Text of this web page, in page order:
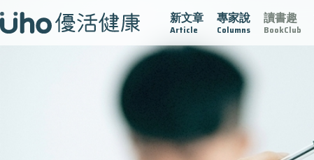
新文章
Article
專家說
Columns
讀書趣
BookClub
疫情保衛戰 再生醫學 愛的未來視 認識攝護腺肥大